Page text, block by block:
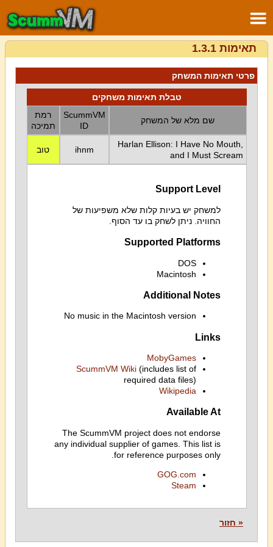
תאימות 1.3.1
פרטי תאימות המשחק
טבלת תאימות משחקים
שם מלא של המשחק
ScummVM
ID
רמת
תמיכה
Harlan Ellison: I Have No Mouth,
and I Must Scream
ihnm טוב
Support Level
למשחק יש בעיות קלות שלא משפיעות של
החוויה. ניתן לשחק בו עד הסוף.
Supported Platforms
DOS
Macintosh
Additional Notes
No music in the Macintosh version
Links
MobyGames
ScummVM Wiki(includes list of
required data files)
Wikipedia
Available At
The ScummVM project does not endorse
any individual supplier of games. This list is
for reference purposes only.
GOG.com
Steam
« חזור